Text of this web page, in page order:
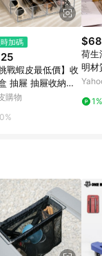
加碼
挑戰蝦皮最低價】收
抽屜 抽屜收納盒
架 眼鏡收納架 化
眼鏡收納盒 太陽
購物
0%
荷生
明材
面收
1%